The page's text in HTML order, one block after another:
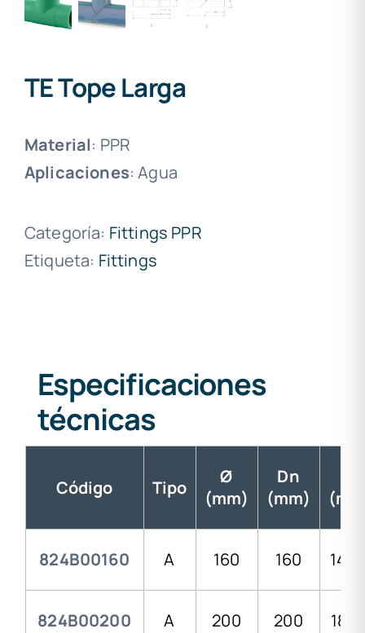
TE Tope Larga
Material: PPR
Aplicaciones: Agua
Categoría: Fittings PPR
Etiqueta: Fittings
Especificaciones
técnicas
Código Tipo
Ø
(mm)
Dn
(mm)
824B00160 A 160 160
824B00200 A 200 200